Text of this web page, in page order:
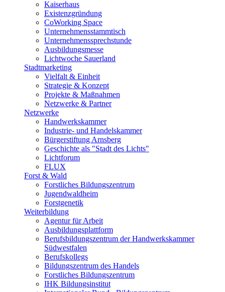
Kaiserhaus
Existenzgründung
CoWorking Space
Unternehmensstammtisch
Unternehmenssprechstunde
Ausbildungsmesse
Lichtwoche Sauerland
Stadtmarketing
Vielfalt & Einheit
Strategie & Konzept
Projekte & Maßnahmen
Netzwerke & Partner
Netzwerke
Handwerkskammer
Industrie- und Handelskammer
Bürgerstiftung Arnsberg
Geschichte als "Stadt des Lichts"
Lichtforum
FLUX
Forst & Wald
Forstliches Bildungszentrum
Jugendwaldheim
Forstgenetik
Weiterbildung
Agentur für Arbeit
Ausbildungsplattform
Berufsbildungszentrum der Handwerkskammer
Südwestfalen
Berufskollegs
Bildungszentrum des Handels
Forstliches Bildungszentrum
IHK Bildungsinstitut